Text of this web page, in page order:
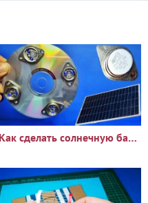
Как сделать солнечную батарею из транзисторов